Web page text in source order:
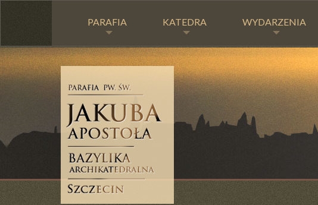
PARAFIA KATEDRA WYDARZENIA